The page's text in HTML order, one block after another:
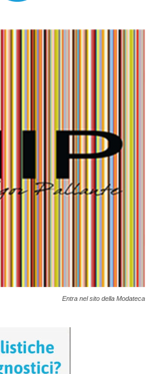
Entra nel sito della Modateca